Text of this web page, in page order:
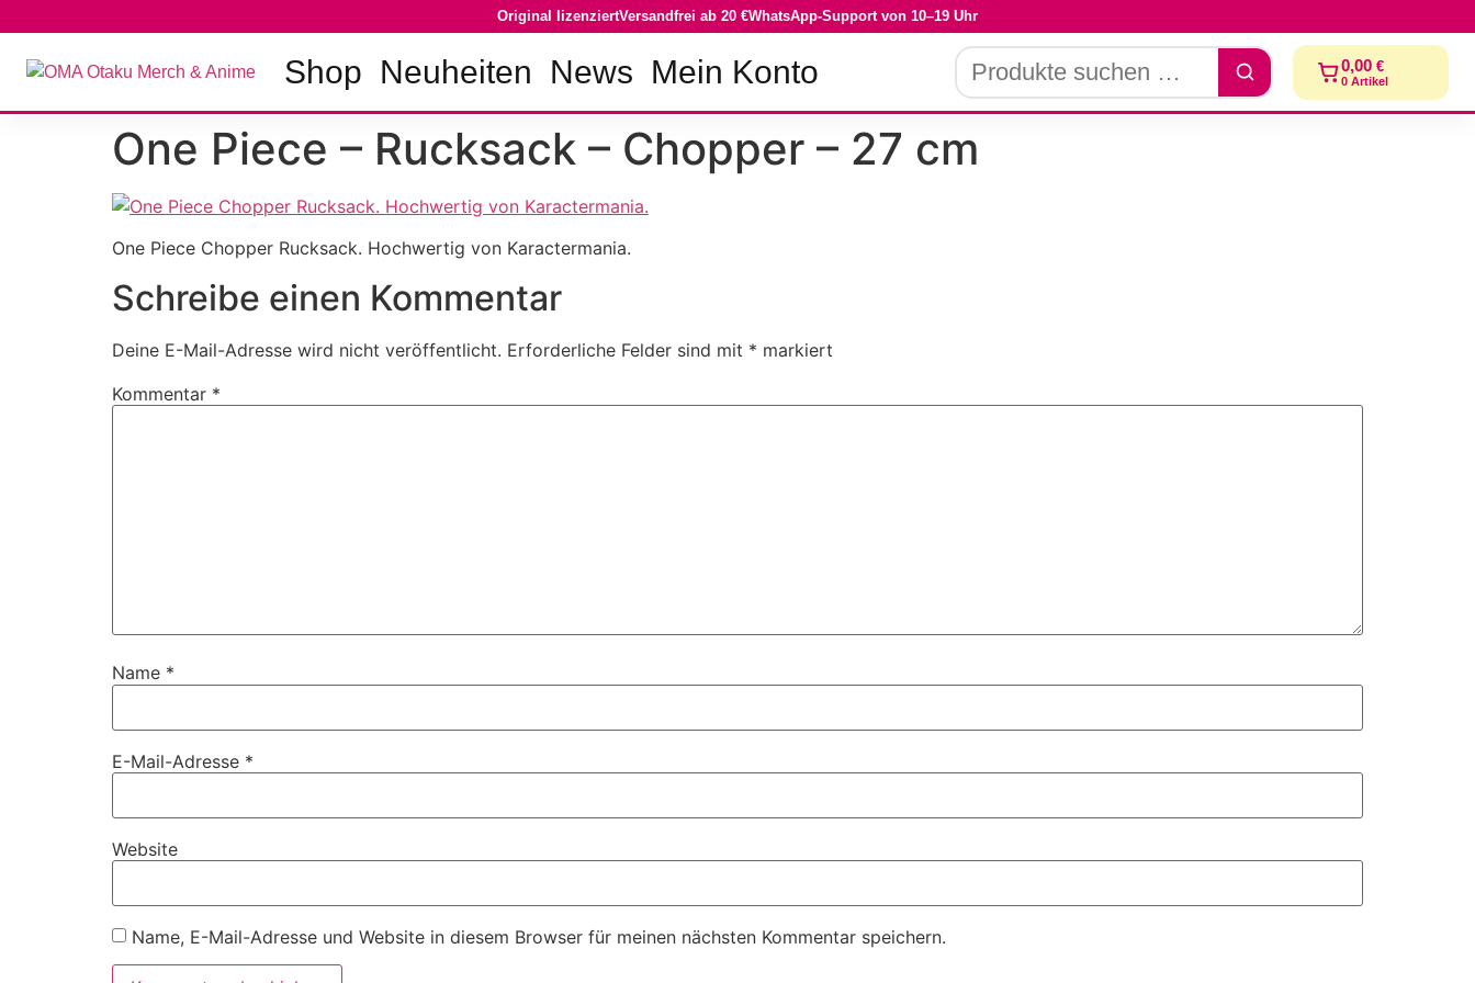
Inhalt
springen
Original lizenziertVersandfrei ab 20 €WhatsApp-Support von 10–19 Uhr
Shop Neuheiten News Mein Konto
Produkte
suchen
0,00 €
0Artikel
One Piece – Rucksack – Chopper – 27 cm
One Piece Chopper Rucksack. Hochwertig von Karactermania.
Schreibe einen Kommentar
Deine E-Mail-Adresse wird nicht veröffentlicht. Erforderliche Felder sind mit * markiert
Kommentar *
Name *
E-Mail-Adresse *
Website
Name, E-Mail-Adresse und Website in diesem Browser für meinen nächsten Kommentar speichern.